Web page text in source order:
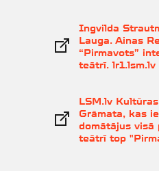
Ingvilda
Lauga. Ainas
“Pirmavots”
teātrī. lr1.lsm.lv
LSM.lv
Grāmata, kas
domātājus visā
teātrī top